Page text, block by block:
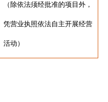
（除依法须经批准的项目外，
凭营业执照依法自主开展经营
活动）